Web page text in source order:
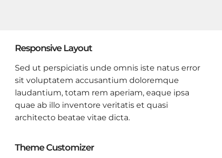
Responsive Layout
Sed ut perspiciatis unde omnis iste natus error
sit voluptatem accusantium doloremque
laudantium, totam rem aperiam, eaque ipsa
quae ab illo inventore veritatis et quasi
architecto beatae vitae dicta.
Theme Customizer